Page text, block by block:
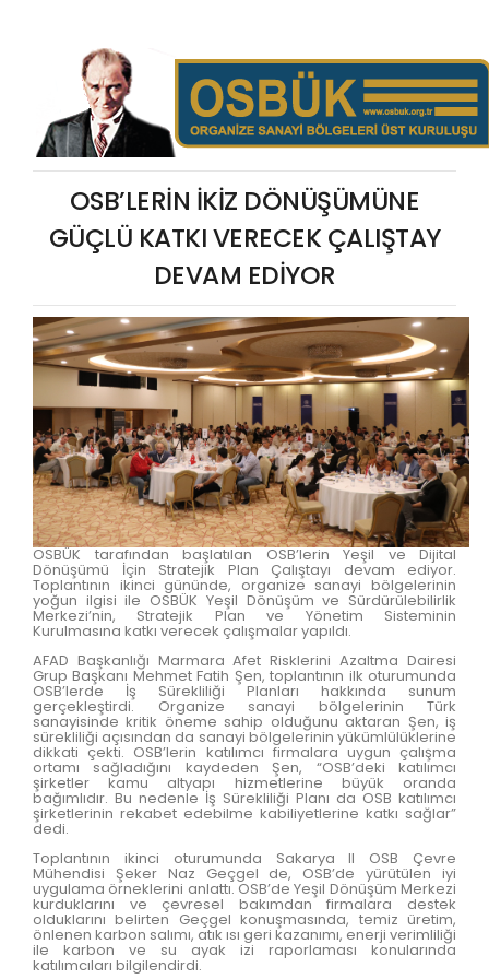
OSB’LERİN İKİZ DÖNÜŞÜMÜNE
GÜÇLÜ KATKI VERECEK ÇALIŞTAY
DEVAM EDİYOR
OSBÜK tarafından başlatılan OSB’lerin Yeşil ve Dijital
Dönüşümü İçin Stratejik Plan Çalıştayı devam ediyor.
Toplantının ikinci gününde, organize sanayi bölgelerinin
yoğun ilgisi ile OSBÜK Yeşil Dönüşüm ve Sürdürülebilirlik
Merkezi’nin, Stratejik Plan ve Yönetim Sisteminin
Kurulmasına katkı verecek çalışmalar yapıldı.
AFAD Başkanlığı Marmara Afet Risklerini Azaltma Dairesi
Grup Başkanı Mehmet Fatih Şen, toplantının ilk oturumunda
OSB’lerde İş Sürekliliği Planları hakkında sunum
gerçekleştirdi. Organize sanayi bölgelerinin Türk
sanayisinde kritik öneme sahip olduğunu aktaran Şen, iş
sürekliliği açısından da sanayi bölgelerinin yükümlülüklerine
dikkati çekti. OSB’lerin katılımcı firmalara uygun çalışma
ortamı sağladığını kaydeden Şen, “OSB’deki katılımcı
şirketler kamu altyapı hizmetlerine büyük oranda
bağımlıdır. Bu nedenle İş Sürekliliği Planı da OSB katılımcı
şirketlerinin rekabet edebilme kabiliyetlerine katkı sağlar”
dedi.
Toplantının ikinci oturumunda Sakarya II OSB Çevre
Mühendisi Şeker Naz Geçgel de, OSB’de yürütülen iyi
uygulama örneklerini anlattı. OSB’de Yeşil Dönüşüm Merkezi
kurduklarını ve çevresel bakımdan firmalara destek
olduklarını belirten Geçgel konuşmasında, temiz üretim,
önlenen karbon salımı, atık ısı geri kazanımı, enerji verimliliği
ile karbon ve su ayak izi raporlaması konularında
katılımcıları bilgilendirdi.